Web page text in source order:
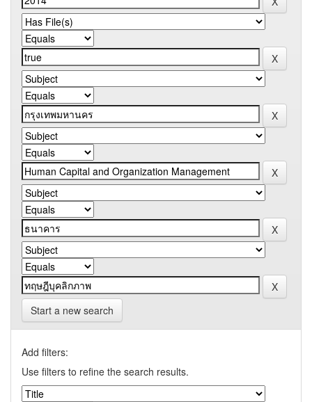
Start a new search
Add filters:
Use filters to refine the search results.